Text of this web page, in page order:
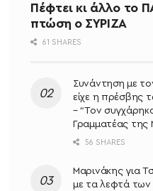
Πέφτει κι άλλο το
πτώση ο ΣΥΡΙΖΑ
61 SHARES
Συνάντηση με
είχε η πρέσβης
– “Τον
Γραμματέας της
56 SHARES
Μαρινάκης για
με τα λεφτά των